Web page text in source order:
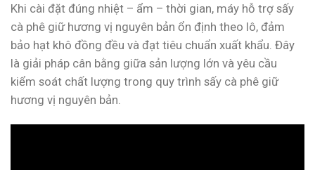
Khi cài đặt đúng nhiệt – ẩm – thời gian, máy hỗ trợ sấy
cà phê giữ hương vị nguyên bản ổn định theo lô, đảm
bảo hạt khô đồng đều và đạt tiêu chuẩn xuất khẩu. Đây
là giải pháp cân bằng giữa sản lượng lớn và yêu cầu
kiểm soát chất lượng trong quy trình sấy cà phê giữ
hương vị nguyên bản.